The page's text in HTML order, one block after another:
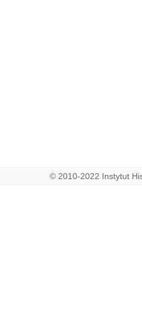
© 2010-2022 Instytut